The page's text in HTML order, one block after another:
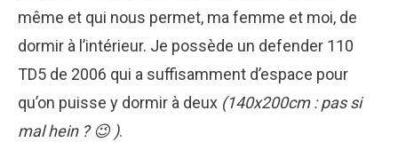
même et qui nous permet, ma femme et moi, de
dormir à l’intérieur. Je possède un defender 110
TD5 de 2006 qui a suffisamment d’espace pour
qu’on puisse y dormir à deux (140x200cm : pas si
mal hein ? 😉 ).